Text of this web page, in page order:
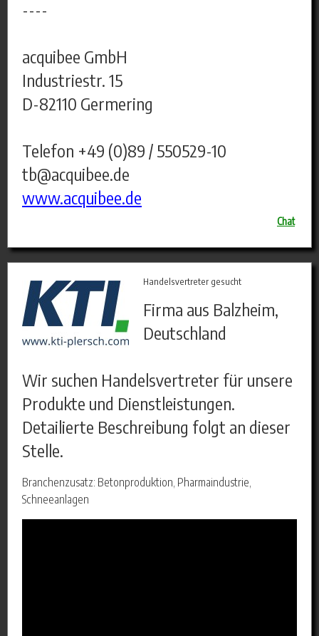
----
acquibee GmbH
Industriestr. 15
D-82110 Germering
Telefon +49 (0)89 / 550529-10
tb@acquibee.de
www.acquibee.de
Chat
Handelsvertreter gesucht
Firma aus Balzheim,
Deutschland
Wir suchen Handelsvertreter für unsere
Produkte und Dienstleistungen.
Detailierte Beschreibung folgt an dieser
Stelle.
Branchenzusatz: Betonproduktion, Pharmaindustrie,
Schneeanlagen